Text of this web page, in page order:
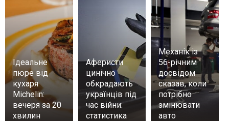
Ідеальне
пюре від
кухаря
Michelin:
вечеря за 20
хвилин
Аферисти
цинічно
обкрадають
українців під
час війни:
статистика
Механік із
56-річним
досвідом
сказав, коли
потрібно
змінювати
авто